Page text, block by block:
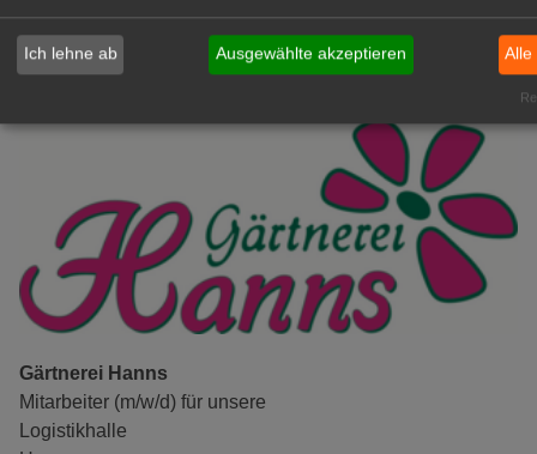
zur Stellenanzeige
Gärtnerei Hanns
Mitarbeiter (m/w/d) für unsere
Logistikhalle
Ich lehne ab Ausgewählte akzeptieren Alle